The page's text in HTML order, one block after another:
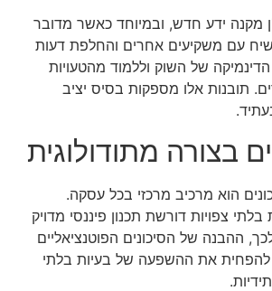
מקנה ידע חדש, ובמיוחד כאשר מדובר
עם משקיעים אחרים והחלפת דעות
של השוק וללמוד מהטעויות
תובנות אלו מספקות בסיס יציב
בצורה מתודולוגית
הוא מרכיב מרכזי בכל עסקה.
צפויות דורשת תכנון פיננסי מדויק
ההבנה של הסיכונים הפוטנציאליים
להפחית את ההשפעה של בעיות בלתי